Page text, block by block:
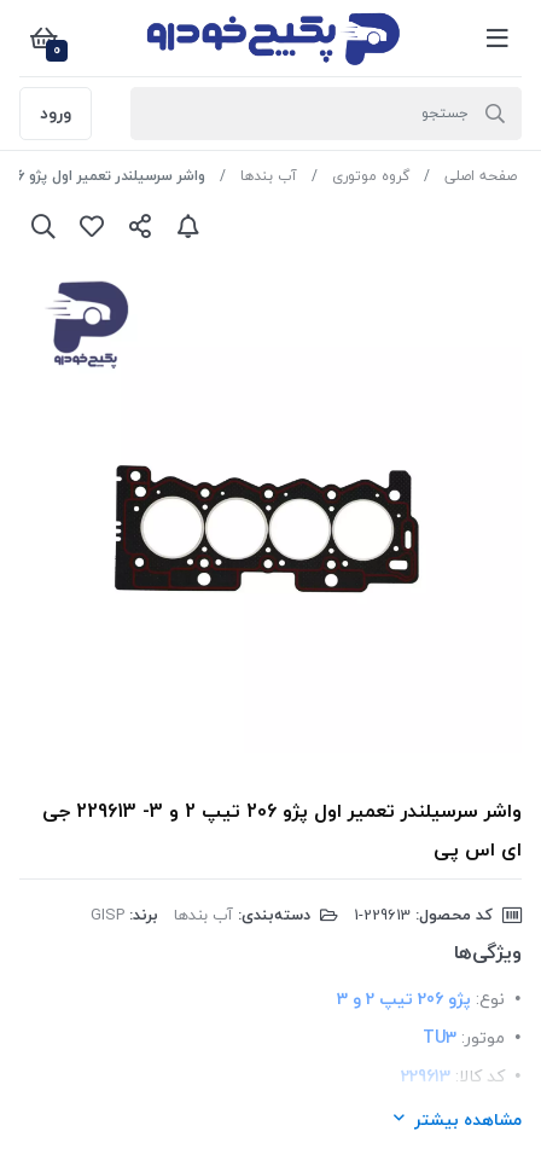
0
ورود
صفحه اصلی گروه موتوری آب بندها واشر سرسیلندر تعمیر اول پژو 206 تیپ 2 و 3- 229613 جی ای اس پی
واشر سرسیلندر تعمیر اول پژو 206 تیپ 2 و 3- 229613 جی
ای اس پی
کد محصول: دسته‌بندی: آب بندها برند: GISP
ویژگی‌ها
نوع: پژو 206 تیپ 2 و 3
موتور: TU3
کد کالا: 229613
لیست محصولات:
مشاهده بیشتر